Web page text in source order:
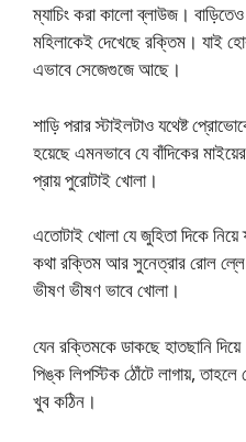
ম্যাচিং করা কালো ব্লাউজ।
মহিলাকেই দেখেছে রক্তিম। যাই
এভাবে সেজেগুজে আছে।
শাড়ি পরার স্টাইলটাও যথেষ্ট
হয়েছে এমনভাবে যে বাঁদিকের
প্রায় পুরোটাই খোলা।
এতোটাই খোলা যে জুহিতা দিকে নিয়ে
কথা রক্তিম আর সুনেত্রার রোল
ভীষণ ভীষণ ভাবে খোলা।
যেন রক্তিমকে ডাকছে হাতছানি
পিঙ্ক লিপস্টিক ঠোঁটে লাগায়, তাহলে
খুব কঠিন।